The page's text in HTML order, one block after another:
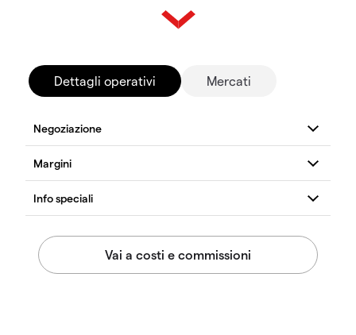
Dettagli operativi Mercati